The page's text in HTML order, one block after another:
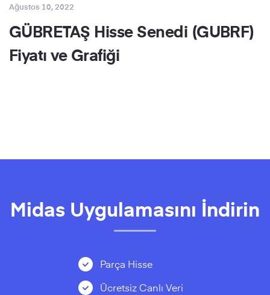
Ağustos 10, 2022
GÜBRETAŞ Hisse Senedi (GUBRF)
Fiyatı ve Grafiği
Midas Uygulamasını İndirin
Parça Hisse
Ücretsiz Canlı Veri